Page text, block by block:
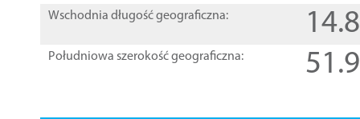
Wschodnia długość geograficzna:
Południowa szerokość geograficzna: